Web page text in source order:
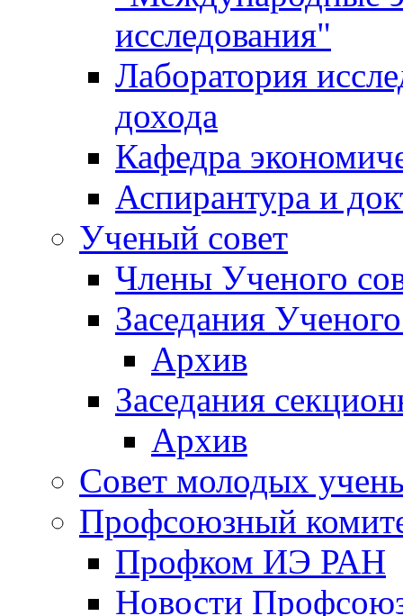
исследования"
Лаборатория
дохода
Кафедра
Аспирантура и
Ученый совет
Члены Ученого
Заседания
Архив
Заседания
Архив
Совет молодых
Профсоюзный
Профком ИЭ РАН
Новости